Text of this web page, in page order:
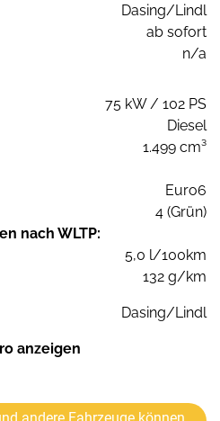
Dasing/Lindl
ab sofort
n/a
75 kW / 102 PS
Diesel
1.499 cm³
Euro6
4 (Grün)
nach WLTP:
5,0 l/100km
132 g/km
Dasing/Lindl
anzeigen